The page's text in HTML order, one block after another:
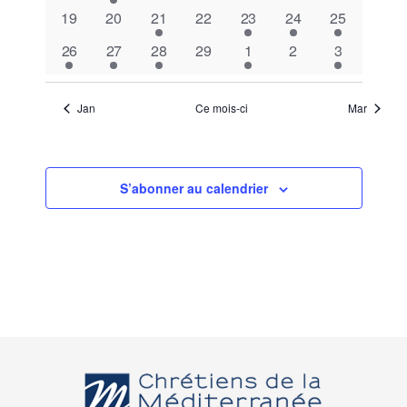
évènementsévènement
0
19
0
évènements
20
1
évènement
21
0
évènements
22
1
évènement
23
2
évènements
24
1
évènement
25
1
évènement
26
1
évènement
27
1
évènement
28
0
évènements
29
1
évènement
1
0
évènements
2
1
évènement
3
Jan Ce mois-ci Mar
S’abonner au calendrier